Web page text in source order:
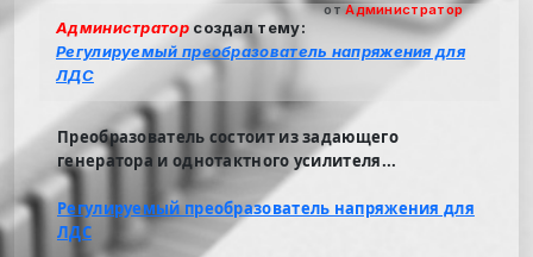
отАдминистратор
Администраторсоздал тему:
Регулируемый преобразователь напряжения для
ЛДС
Преобразователь состоит из задающего
генератора и однотактного усилителя...
Регулируемый преобразователь напряжения для
ЛДС